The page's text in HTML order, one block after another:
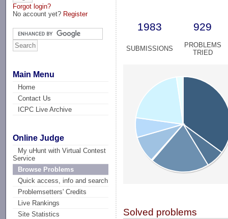
Forgot login?
No account yet? Register
Main Menu
Home
Contact Us
ICPC Live Archive
Online Judge
My uHunt with Virtual Contest
Service
Browse Problems
Quick access, info and search
Problemsetters' Credits
Live Rankings
Site Statistics
1983 929
SUBMISSIONS
PROBLEMS
TRIED
Solved problems